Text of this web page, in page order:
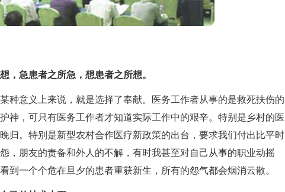
，急患者之所急，想患者之所想。
意义上来说，就是选择了奉献。医务工作者从事的是救死扶伤的
神，可只有医务工作者才知道实际工作中的艰辛。特别是乡村的医
归。特别是新型农村合作医疗新政策的出台，要求我们付出比平时
，朋友的责备和外人的不解，有时我甚至对自己从事的职业动摇
到一个个危在旦夕的患者重获新生，所有的怨气都会烟消云散。